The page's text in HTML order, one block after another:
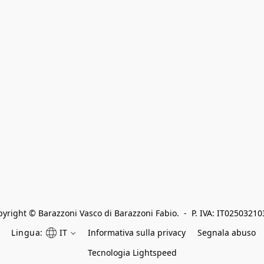
© Barazzoni Vasco di Barazzoni Fabio.  -  P. IVA:
Lingua:
IT Informativa sulla privacy
Segnala abuso
Tecnologia Lightspeed